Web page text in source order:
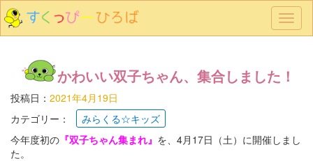
メ
ニ
かわいい双子ちゃん、集合しました！
投稿日： 2021年4月19日
カテゴリー：
みらくる☆キッズ
今年度初の 『双子ちゃん集まれ』 を、4月17日（土）に開催しまし
た。